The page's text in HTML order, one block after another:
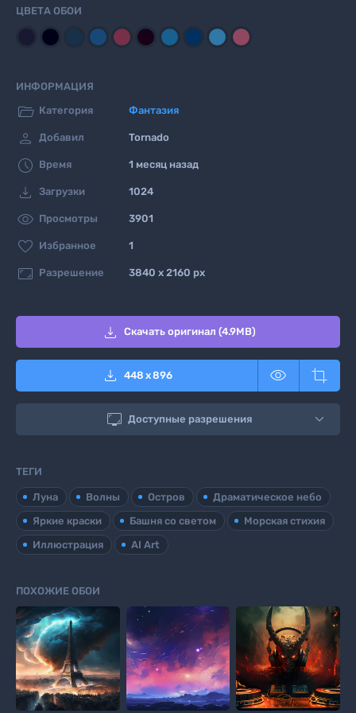
ЦВЕТА ОБОИ
ИНФОРМАЦИЯ
 Категория Фантазия
 Добавил Tornado
 Время 1 месяц назад
 Загрузки 1024
 Просмотры 3901
 Избранное 1
 Разрешение 3840 x 2160 px
 Скачать оригинал (4.9MB)
 448 x896  
 Доступные разрешения
ТЕГИ
Луна Волны Остров
Драматическое небо
Яркие краски
Башня со светом
Морская стихия
Иллюстрация
AI Art
ПОХОЖИЕ ОБОИ